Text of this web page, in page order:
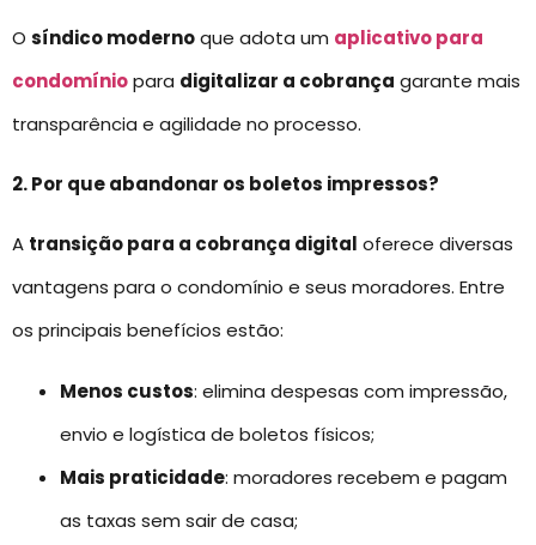
O síndico modernoque adota um aplicativo para
condomíniopara digitalizar a cobrança garante mais
transparência e agilidade no processo.
2. Por que abandonar os boletos impressos?
A transição para a cobrança digital oferece diversas
vantagens para o condomínio e seus moradores. Entre
os principais benefícios estão:
Menos custos: elimina despesas com impressão,
envio e logística de boletos físicos;
Mais praticidade: moradores recebem e pagam
as taxas sem sair de casa;